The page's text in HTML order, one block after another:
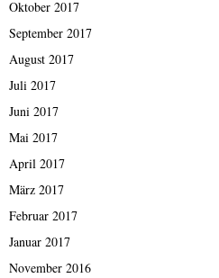
Oktober 2017
September 2017
August 2017
Juli 2017
Juni 2017
Mai 2017
April 2017
März 2017
Februar 2017
Januar 2017
November 2016